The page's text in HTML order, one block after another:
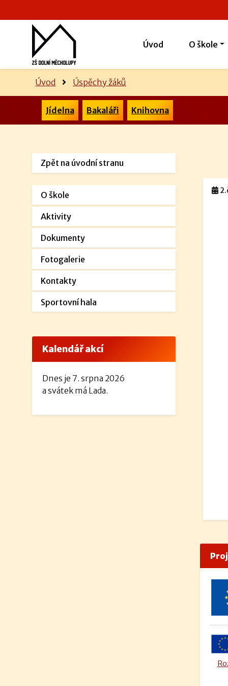
Úvod O škole
Úvod Úspěchy žáků
Jídelna Bakaláři Knihovna
Zpět na úvodní stranu
O škole
Aktivity
Dokumenty
Fotogalerie
Kontakty
Sportovní hala
Kalendář akcí
Dnes je 7. srpna 2026
a svátek má Lada.